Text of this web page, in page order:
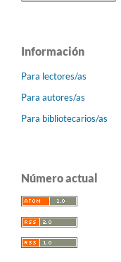
Información
Para lectores/as
Para autores/as
Para bibliotecarios/as
Número actual